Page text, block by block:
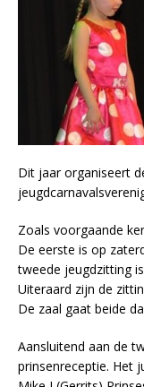
Dit jaar organiseert
Zoals voorgaande
De eerste is op
tweede jeugdzitting
Uiteraard zijn de
De zaal gaat beide
Aansluitend aan de
prinsenreceptie. Het